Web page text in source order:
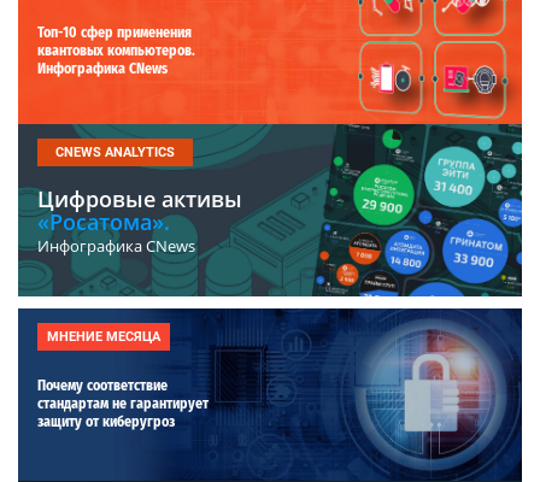
Топ-10 сфер применения
квантовых компьютеров.
Инфографика CNews
CNEWS ANALYTICS
Цифровые активы
«Росатома».
Инфографика CNews
МНЕНИЕ МЕСЯЦА
Почему соответствие
стандартам не гарантирует
защиту от киберугроз